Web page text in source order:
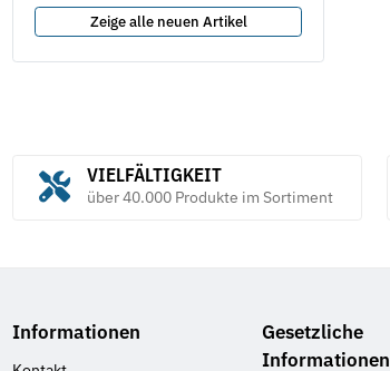
Zeige alle neuen Artikel
VIELFÄLTIGKEIT
über 40.000 Produkte im Sortiment
Informationen
Gesetzliche
Informationen